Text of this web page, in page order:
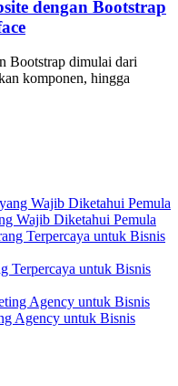
dengan Bootstrap
Bootstrap dimulai dari
komponen, hingga
Wajib Diketahui Pemula
Terpercaya untuk Bisnis
Agency untuk Bisnis